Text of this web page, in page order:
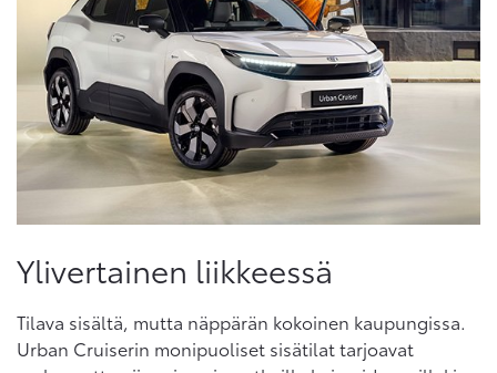
Ylivertainen liikkeessä
Tilava sisältä, mutta näppärän kokoinen kaupungissa.
Urban Cruiserin monipuoliset sisätilat tarjoavat